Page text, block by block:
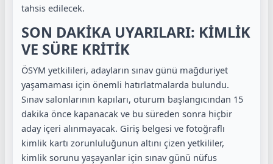
tahsis edilecek.
SON DAKİKA UYARILARI: KİMLİK
VE SÜRE KRİTİK
ÖSYM yetkilileri, adayların sınav günü mağduriyet
yaşamaması için önemli hatırlatmalarda bulundu.
Sınav salonlarının kapıları, oturum başlangıcından 15
dakika önce kapanacak ve bu süreden sonra hiçbir
aday içeri alınmayacak. Giriş belgesi ve fotoğraflı
kimlik kartı zorunluluğunun altını çizen yetkililer,
kimlik sorunu yaşayanlar için sınav günü nüfus